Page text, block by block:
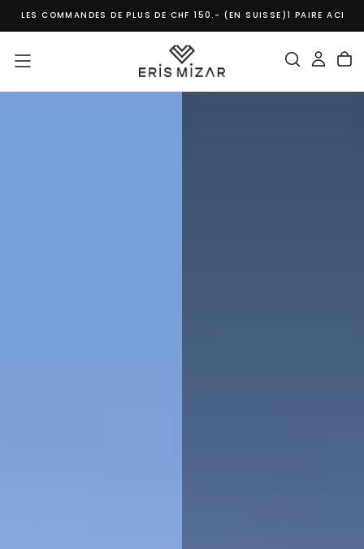
PASSER
CONTENU
DE PLUS DE CHF 150.- (EN SUISSE)1 PAIRE ACHETEE = 1